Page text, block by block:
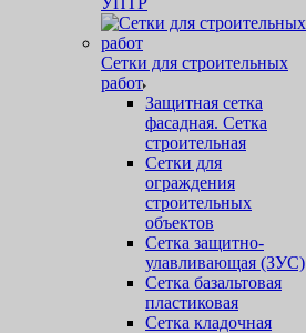
Сетки для строительных
работ
Защитная cетка
фасадная. Сетка
строительная
Сетки для
ограждения
строительных
объектов
Сетка защитно-
улавливающая (ЗУС)
Сетка базальтовая
пластиковая
Сетка кладочная